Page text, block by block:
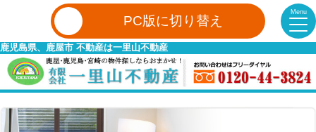
Menu
PC版に切り替え
鹿児島県、鹿屋市 不動産は一里山不動産